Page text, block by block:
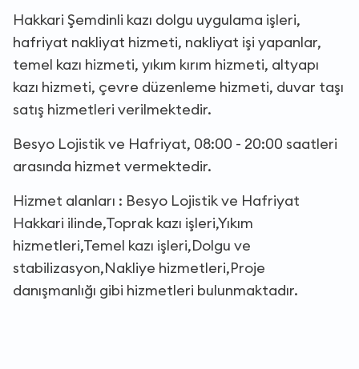
Hakkari Şemdinli kazı dolgu uygulama işleri,
hafriyat nakliyat hizmeti, nakliyat işi yapanlar,
temel kazı hizmeti, yıkım kırım hizmeti, altyapı
kazı hizmeti, çevre düzenleme hizmeti, duvar taşı
satış hizmetleri verilmektedir.
Besyo Lojistik ve Hafriyat, 08:00 - 20:00 saatleri
arasında hizmet vermektedir.
Hizmet alanları : Besyo Lojistik ve Hafriyat
Hakkari ilinde,Toprak kazı işleri,Yıkım
hizmetleri,Temel kazı işleri,Dolgu ve
stabilizasyon,Nakliye hizmetleri,Proje
danışmanlığı gibi hizmetleri bulunmaktadır.